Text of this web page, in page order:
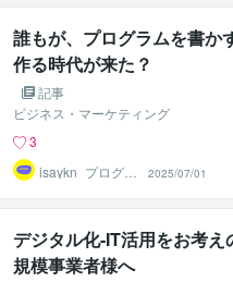
誰もが、プログラムを書か
作る時代が来た？
記事
ビジネス・マーケティング
3
isaykn_プログラ
ム相談製作プロ
2025/07/01
デジタル化-IT活用をお考え
規模事業者様へ